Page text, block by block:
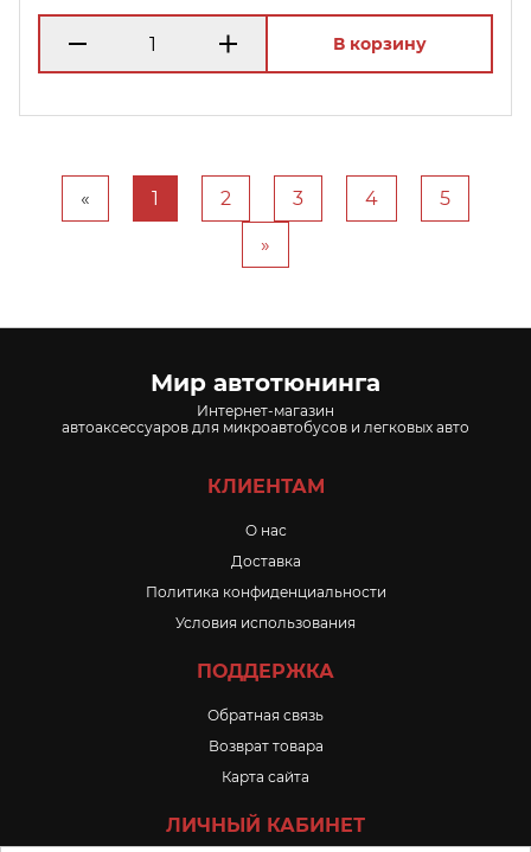
В корзину
« 1 2 3 4 5
»
Мир автотюнинга
Интернет-магазин
автоаксессуаров для микроавтобусов и легковых авто
КЛИЕНТАМ
O нас
Доставка
Политика конфиденциальности
Условия использования
ПОДДЕРЖКА
Обратная связь
Возврат товара
Карта сайта
ЛИЧНЫЙ КАБИНЕТ